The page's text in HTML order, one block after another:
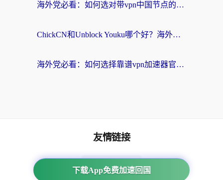
海外党必看：如何选对带vpn中国节点的加速器？无缝访问国内资源全攻略
ChickCN和Unblock Youku哪个好？海外党亲测4款热门回国加速器，附避坑指南
海外党必看：如何选择靠谱vpn加速器官网？轻松解决国内APP地区限制
下载App免费加速回国
友情链接
海外回国加速器